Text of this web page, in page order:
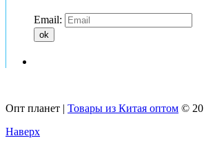
Email:
ok
Опт планет | Товары из Китая оптом ©
Наверх